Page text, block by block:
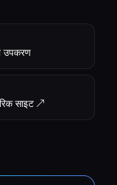
उपकरण
साइट ↗︎